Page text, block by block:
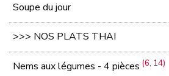
Soupe du jour
>>> NOS PLATS THAI
Nems aux légumes - 4 pièces(6, 14)